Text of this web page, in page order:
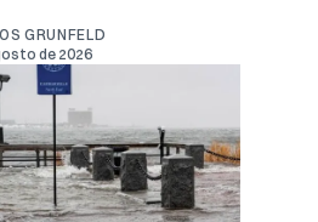
GRUNFELD
de 2026